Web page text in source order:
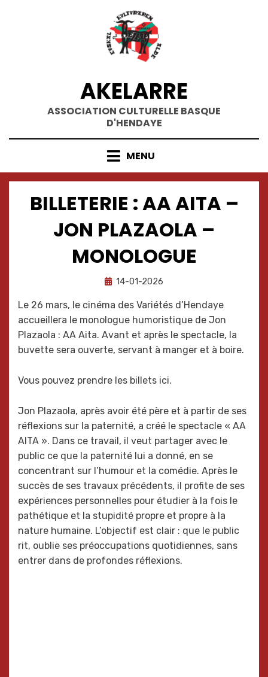
AKELARRE
ASSOCIATION CULTURELLE BASQUE
D'HENDAYE
MENU
BILLETERIE : AA AITA –
JON PLAZAOLA –
MONOLOGUE
byOneka
Posted
14-01-2026
Le 26 mars, le cinéma des Variétés d’Hendaye
accueillera le monologue humoristique de Jon
Plazaola : AA Aita. Avant et après le spectacle, la
buvette sera ouverte, servant à manger et à boire.
Vous pouvez prendre les billets ici.
Jon Plazaola, après avoir été père et à partir de ses
réflexions sur la paternité, a créé le spectacle « AA
AITA ». Dans ce travail, il veut partager avec le
public ce que la paternité lui a donné, en se
concentrant sur l’humour et la comédie. Après le
succès de ses travaux précédents, il profite de ses
expériences personnelles pour étudier à la fois le
pathétique et la stupidité propre et propre à la
nature humaine. L’objectif est clair : que le public
rit, oublie ses préoccupations quotidiennes, sans
entrer dans de profondes réflexions.